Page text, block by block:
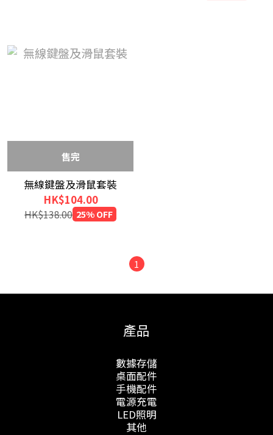
售完
無線鍵盤及滑鼠套裝
HK$104.00
HK$138.00 25% OFF
1
產品
數據存儲
桌面配件
手機配件
電源充電
LED照明
其他